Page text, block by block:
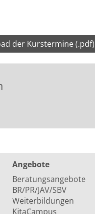
der Kurstermine (.pdf)
Angebote
Beratungsangebote
BR/PR/JAV/SBV
Weiterbildungen
KitaCampus